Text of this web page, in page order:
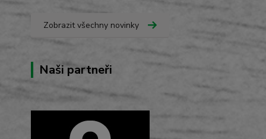
Zobrazit všechny novinky
Naši partneři